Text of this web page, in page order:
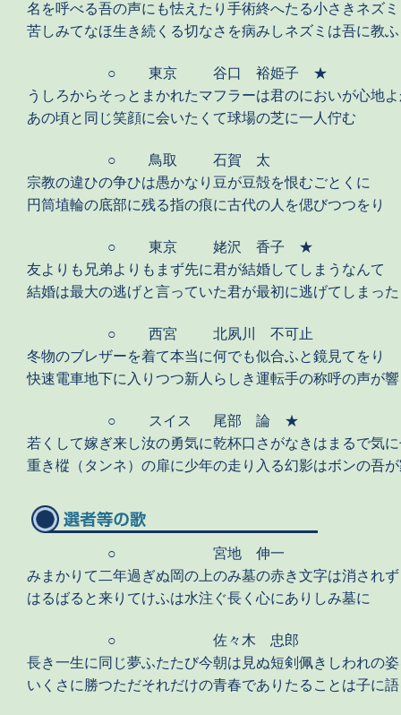
名を呼べる吾の声にも怯えたり手術終へたる小さきネズミ
苦しみてなほ生き続くる切なさを病みしネズミは吾に教
○ 東京
谷口 裕姫子 ★
うしろからそっとまかれたマフラーは君のにおいが心地
あの頃と同じ笑顔に会いたくて球場の芝に一人佇む
○ 鳥取
石賀 太
宗教の違ひの争ひは愚かなり豆が豆殻を恨むごとくに
円筒埴輪の底部に残る指の痕に古代の人を偲びつつをり
○ 東京
姥沢 香子 ★
友よりも兄弟よりもまず先に君が結婚してしまうなんて
結婚は最大の逃げと言っていた君が最初に逃げてしまった
○ 西宮
北夙川 不可止
冬物のブレザーを着て本当に何でも似合ふと鏡見てをり
快速電車地下に入りつつ新人らしき運転手の称呼の声が
○ スイス
尾部 論 ★
若くして嫁ぎ来し汝の勇気に乾杯口さがなきはまるで気
重き樅（タンネ）の扉に少年の走り入る幻影はボンの吾
○
宮地 伸一
みまかりて二年過ぎぬ岡の上のみ墓の赤き文字は消されず
はるばると来りてけふは水注ぐ長く心にありしみ墓に
○
佐々木 忠郎
長き一生に同じ夢ふたたび今朝は見ぬ短剣佩きしわれの
いくさに勝つただそれだけの青春でありたることは子に